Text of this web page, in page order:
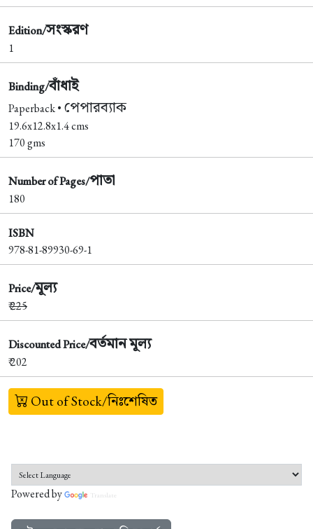
Edition/সংস্করণ
1
Binding/বাঁধাই
Paperback • পেপারব্যাক
19.6x12.8x1.4 cms
170 gms
Number of Pages/পাতা
180
ISBN
978-81-89930-69-1
Price/মূল্য
₹225
Discounted Price/বর্তমান মূল্য
₹ 202
Out of Stock/নিঃশেষিত
Powered by Translate